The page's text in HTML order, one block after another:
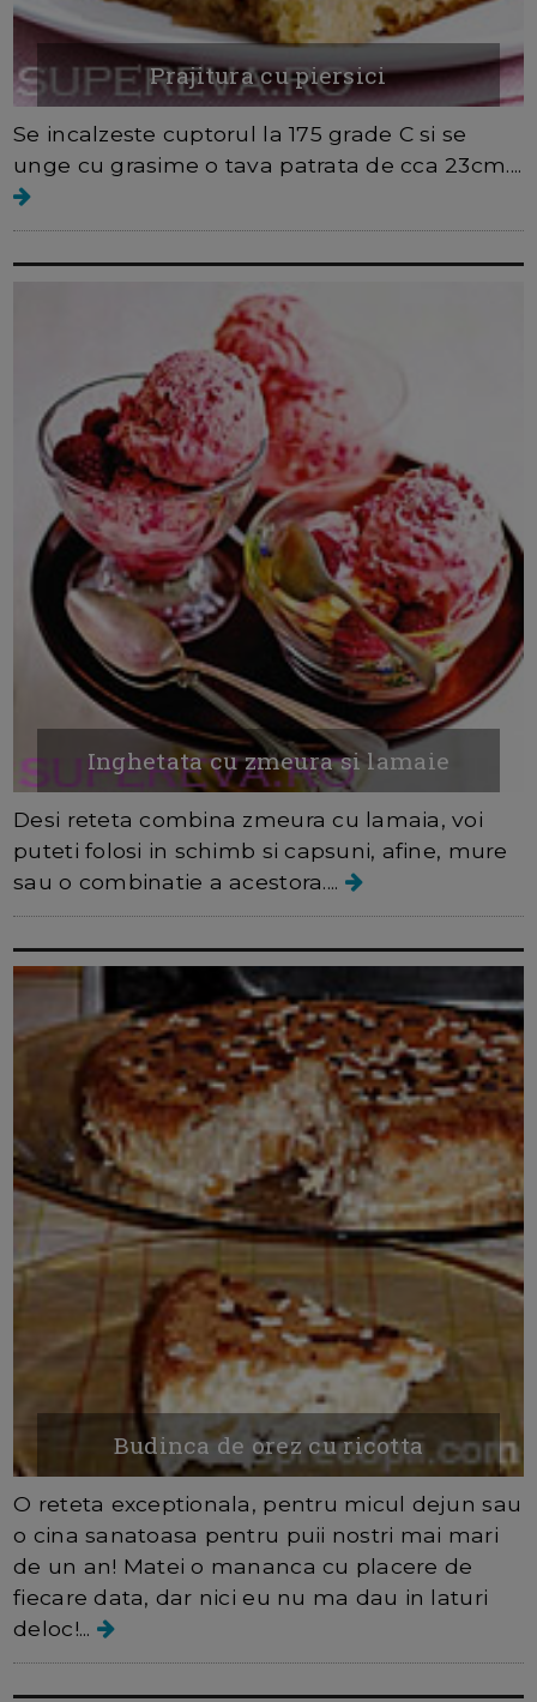
Prajitura cu piersici
Se incalzeste cuptorul la 175 grade C si se
unge cu grasime o tava patrata de cca 23cm....
Inghetata cu zmeura si lamaie
Desi reteta combina zmeura cu lamaia, voi
puteti folosi in schimb si capsuni, afine, mure
sau o combinatie a acestora....
Budinca de orez cu ricotta
O reteta exceptionala, pentru micul dejun sau
o cina sanatoasa pentru puii nostri mai mari
de un an! Matei o mananca cu placere de
fiecare data, dar nici eu nu ma dau in laturi
deloc!...